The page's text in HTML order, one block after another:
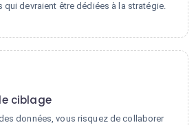
devraient être dédiées à la stratégie.
ciblage
données, vous risquez de collaborer